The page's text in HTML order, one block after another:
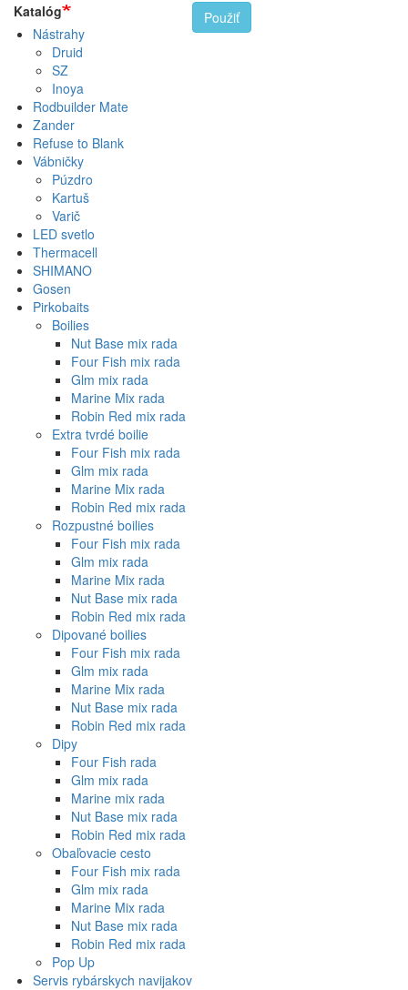
Katalóg
Nástrahy
Druid
SZ
Inoya
Rodbuilder Mate
Zander
Refuse to Blank
Vábničky
Púzdro
Kartuš
Varič
LED svetlo
Thermacell
SHIMANO
Gosen
Pirkobaits
Boilies
Nut Base mix rada
Four Fish mix rada
Glm mix rada
Marine Mix rada
Robin Red mix rada
Extra tvrdé boilie
Four Fish mix rada
Glm mix rada
Marine Mix rada
Robin Red mix rada
Rozpustné boilies
Four Fish mix rada
Glm mix rada
Marine Mix rada
Nut Base mix rada
Robin Red mix rada
Dipované boilies
Four Fish mix rada
Glm mix rada
Marine Mix rada
Nut Base mix rada
Robin Red mix rada
Dipy
Four Fish rada
Glm mix rada
Marine mix rada
Nut Base mix rada
Robin Red mix rada
Obaľovacie cesto
Four Fish mix rada
Glm mix rada
Marine Mix rada
Nut Base mix rada
Robin Red mix rada
Pop Up
Servis rybárskych navijakov
Použiť